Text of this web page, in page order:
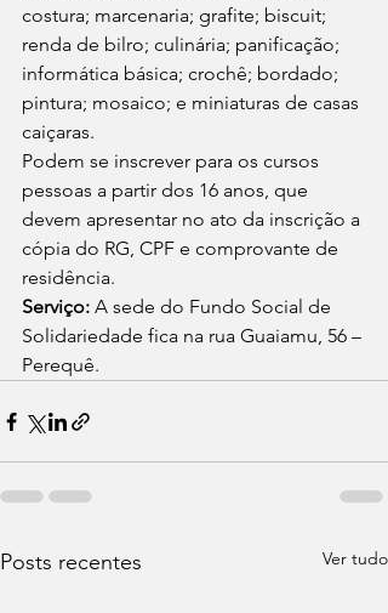
costura; marcenaria; grafite; biscuit;
renda de bilro; culinária; panificação;
informática básica; crochê; bordado;
pintura; mosaico; e miniaturas de casas
caiçaras.
Podem se inscrever para os cursos
pessoas a partir dos 16 anos, que
devem apresentar no ato da inscrição a
cópia do RG, CPF e comprovante de
residência.
Serviço: A sede do Fundo Social de
Solidariedade fica na rua Guaiamu, 56 –
Perequê.
Posts recentes Ver tudo